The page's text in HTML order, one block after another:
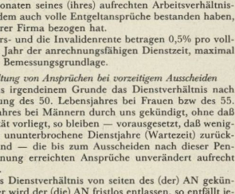
auch volle Entgeltansprüche bestanden haben,
Firma bezogen hat.
und die Invalidenrente betragen 0,5% pro voll¬
Jahr der anrechnungsfahigen Dienstzeit, maximal
Bemessungsgrundlage.
von Ansprüchen hei vorzeitigem Ausscheiden
irgendeinem Grunde das Dienstverhältnis nach
des 50. Lebensjahres bei Frauen bzw des 55.
bei Männern durch uns gekündigt, ohne daß
vorliegt, so bleiben —vorausgesetzt, daß wenig¬
ununterbrochene Dienstjahre (Wartezeit) zurück¬
—die bis zum Ausscheiden nach dieser Pen¬
erreichten Ansprüche unverändert aufrecht
Dienstverhältnis von seiten des (der) AN gekün¬
wird der (die) AN fristlos entlassen, so entfällt je¬